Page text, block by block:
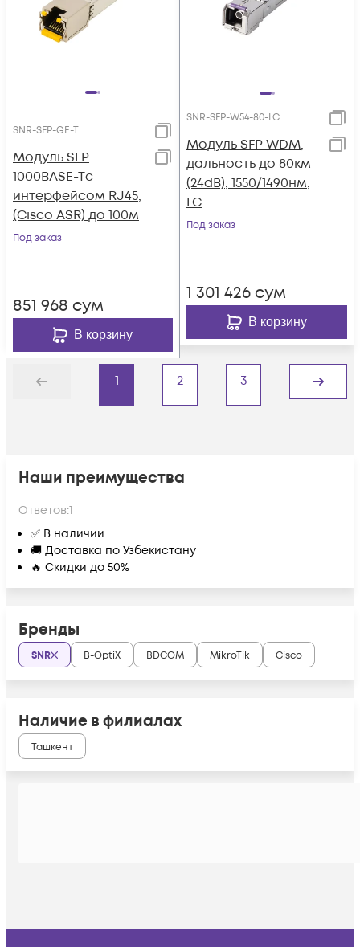
SNR-SFP-GE-T
Модуль SFP
1000BASE-Tс
интерфейсом RJ45,
(Cisco ASR) до 100м
Под заказ
851 968 сум
В корзину
SNR-SFP-W54-80-LC
Модуль SFP WDM,
дальность до 80км
(24dB), 1550/1490нм,
LC
Под заказ
1 301 426 сум
В корзину
Назад
1 2 3
Дальше
Наши преимущества
Ответов:1
✅ В наличии
🚚 Доставка по Узбекистану
🔥 Скидки до 50%
Бренды
SNR B-OptiX BDCOM MikroTik Cisco
Наличие в филиалах
Ташкент